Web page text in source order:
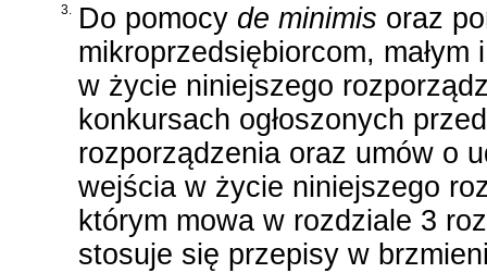
3. Do pomocy de minimis oraz
mikroprzedsiębiorcom,
w życie niniejszego
konkursach ogłoszonych
rozporządzenia oraz umów o
wejścia w życie niniejszego
którym mowa w rozdziale 3
stosuje się przepisy w